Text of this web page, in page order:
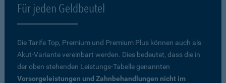
Für jeden Geldbeutel
Die Tarife Top, Premium und Premium Plus können auch als
Akut-Variante vereinbart werden. Dies bedeutet, dass die in
der oben stehenden Leistungs-Tabelle genannten
Vorsorgeleistungen und Zahnbehandlungen nicht im